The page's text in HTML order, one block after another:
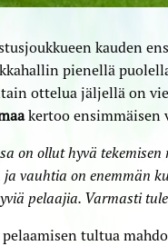
kauden
pienellä
ottelua jäljellä on
kertoo ensimmäisen
on ollut hyvä
vauhtia on enemmän
pelaajia. Varmasti
pelaamisen tultua